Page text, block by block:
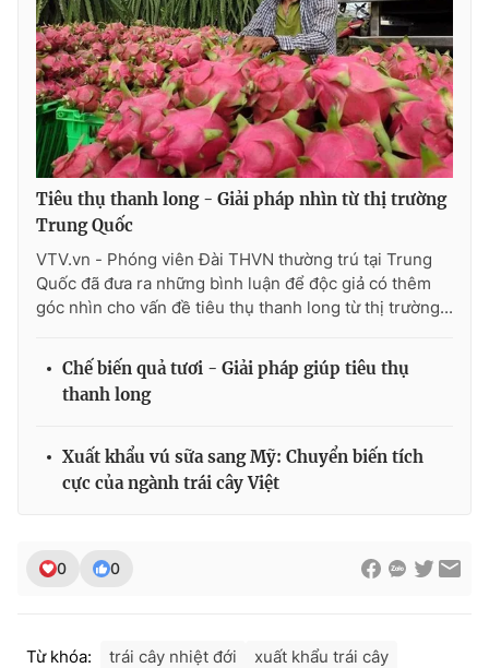
Ðiện thoại Thời báo VTV:024.66 897 897
Email:toasoan@vtv.vn
Liên hệ quảng cáo:024-7300.7108
® Cấm sao chép dưới mọi hình thức nếu không có sự chấp
thuận bằng văn bản. Ghi rõ nguồn VTV.vn khi phát hành lại
Tiêu thụ thanh long - Giải pháp nhìn từ thị trường
Trung Quốc
VTV.vn - Phóng viên Đài THVN thường trú tại Trung
Quốc đã đưa ra những bình luận để độc giả có thêm
góc nhìn cho vấn đề tiêu thụ thanh long từ thị trường...
Chế biến quả tươi - Giải pháp giúp tiêu thụ
thanh long
Xuất khẩu vú sữa sang Mỹ: Chuyển biến tích
cực của ngành trái cây Việt
0 0
Từ khóa: trái cây nhiệt đới
xuất khẩu trái cây